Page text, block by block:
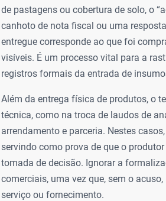
de pastagens ou cobertura de solo, o
canhoto de nota fiscal ou uma
entregue corresponde ao que foi
visíveis. É um processo vital para a
registros formais da entrada de
Além da entrega física de produtos, o
técnica, como na troca de laudos de
arrendamento e parceria. Nestes
servindo como prova de que o
tomada de decisão. Ignorar a
comerciais, uma vez que, sem o
serviço ou fornecimento.